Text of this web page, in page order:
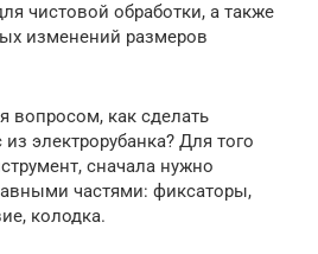
чистовой обработки, а также
изменений размеров
вопросом, как сделать
электрорубанка? Для того
сначала нужно
частями: фиксаторы,
колодка.